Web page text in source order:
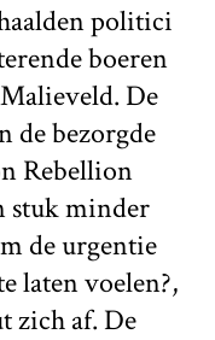
politici
boeren
De
de bezorgde
Rebellion
stuk minder
de urgentie
laten voelen?,
zich af. De